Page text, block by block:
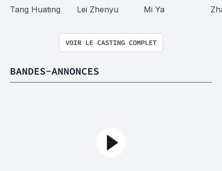
Tang Huating
Lei Zhenyu
Mi Ya
VOIR LE CASTING COMPLET
BANDES-ANNONCES